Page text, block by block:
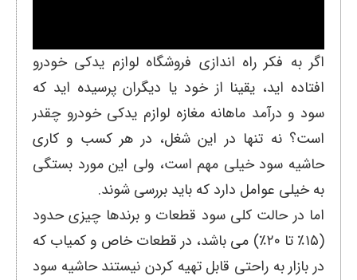
اگر به فکر راه اندازی فروشگاه لوازم یدکی خودرو
افتاده اید، یقینا از خود یا دیگران پرسیده اید که
سود و درآمد ماهانه مغازه لوازم یدکی خودرو چقدر
است؟ نه تنها در این شغل، در هر کسب و کاری
حاشیه سود خیلی مهم است، ولی این مورد بستگی
به خیلی عوامل دارد که باید بررسی شوند.
اما در حالت کلی سود قطعات و برندها چیزی حدود
(۱۵٪ تا ۲۰٪) می باشد، در قطعات خاص و کمیاب که
در بازار به راحتی قابل تهیه کردن نیستند حاشیه سود